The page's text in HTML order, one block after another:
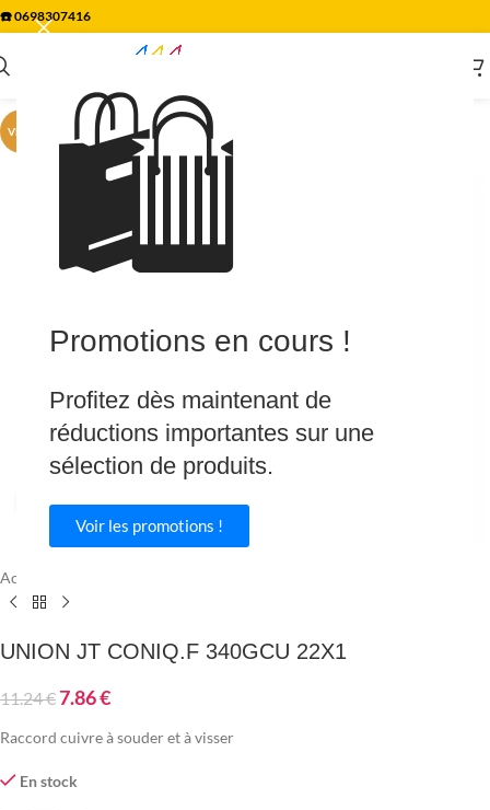
🛍️
Promotions en cours !
Profitez dès maintenant de
réductions importantes sur une
sélection de produits.
Voir les promotions !
☎️0698307416
VENTE
Agrandir
Accueil
UNION JT CONIQ.F 340GCU 22X1
11.24€7.86€
Raccord cuivre à souder et à visser
En stock